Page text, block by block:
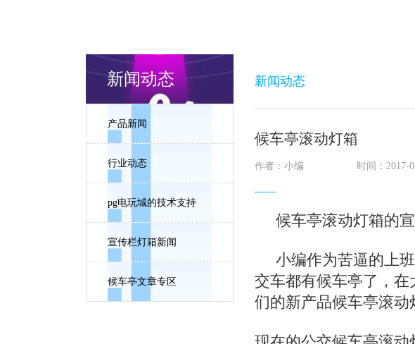
新闻动态
产品新闻
行业动态
pg电玩城的技术支持
宣传栏灯箱新闻
候车亭文章专区
新闻动态
候车亭滚动灯箱
作者：小编 时间：2017-
候车亭滚动灯箱的宣
小编作为苦逼的上班
交车都有候车亭了，
们的新产品候车亭滚动